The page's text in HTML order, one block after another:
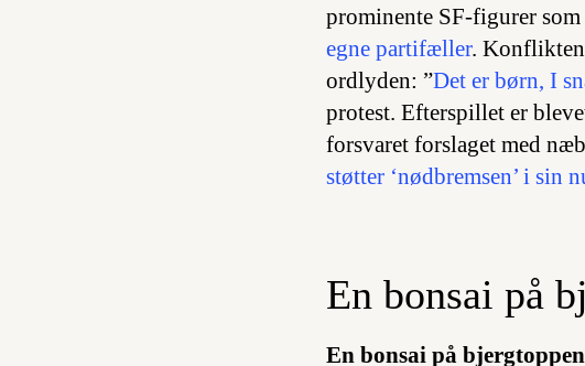
prominente SF-figurer som
egne partifæller. Konflikten
ordlyden: ”Det er børn, I
protest. Efterspillet er
forsvaret forslaget med
støtter ‘nødbremsen’ i sin
En bonsai på
En bonsai på bjergtoppen